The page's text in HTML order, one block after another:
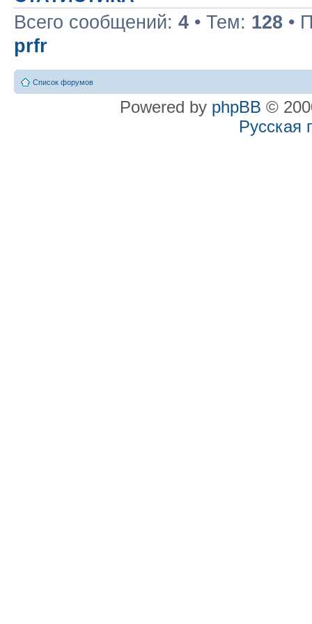
Всего сообщений: 4 • Тем: 128 •
prfr
Список форумов
Powered by phpBB ©
Русская